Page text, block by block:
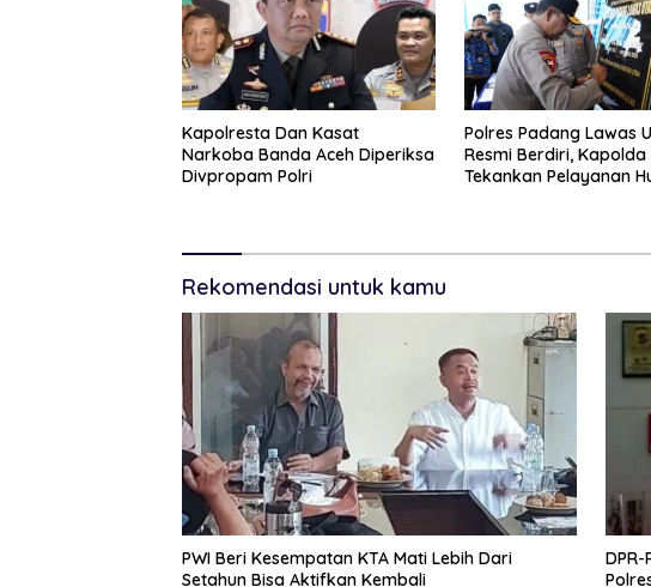
Kapolresta Dan Kasat
Narkoba Banda Aceh Diperiksa
Divpropam Polri
Polres Padang Lawas
Resmi Berdiri, Kapolda
Tekankan Pelayanan
Rekomendasi untuk kamu
PWI Beri Kesempatan KTA Mati Lebih Dari
Setahun Bisa Aktifkan Kembali